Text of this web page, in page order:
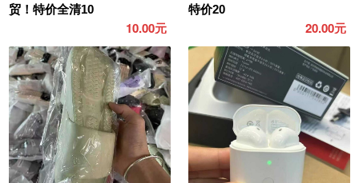
贸！特价全清10
10.00元
特价20
20.00元